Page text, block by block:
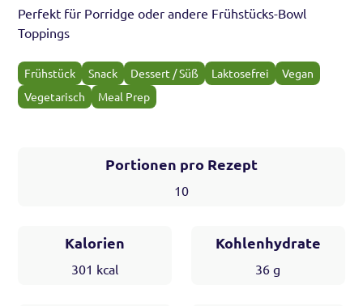
Perfekt für Porridge oder andere Frühstücks-Bowl
Toppings
Frühstück Snack Dessert / Süß Laktosefrei
Vegan
Vegetarisch
Meal Prep
Portionen pro Rezept
10
Kalorien
301 kcal
Kohlenhydrate
36 g